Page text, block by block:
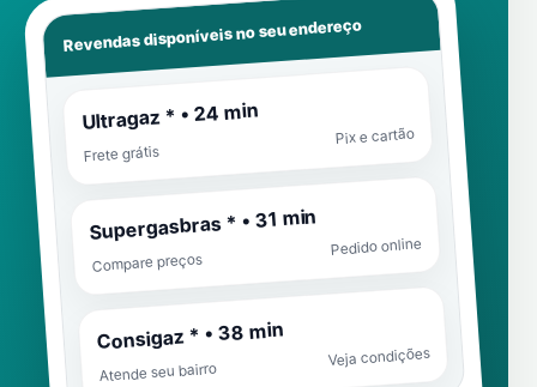
Revendas disponíveis no seu endereço
Ultragaz * • 24 min
Frete grátis
Pix e cartão
Supergasbras * • 31 min
Compare preços
Pedido online
Consigaz * • 38 min
Atende seu bairro
Veja condições